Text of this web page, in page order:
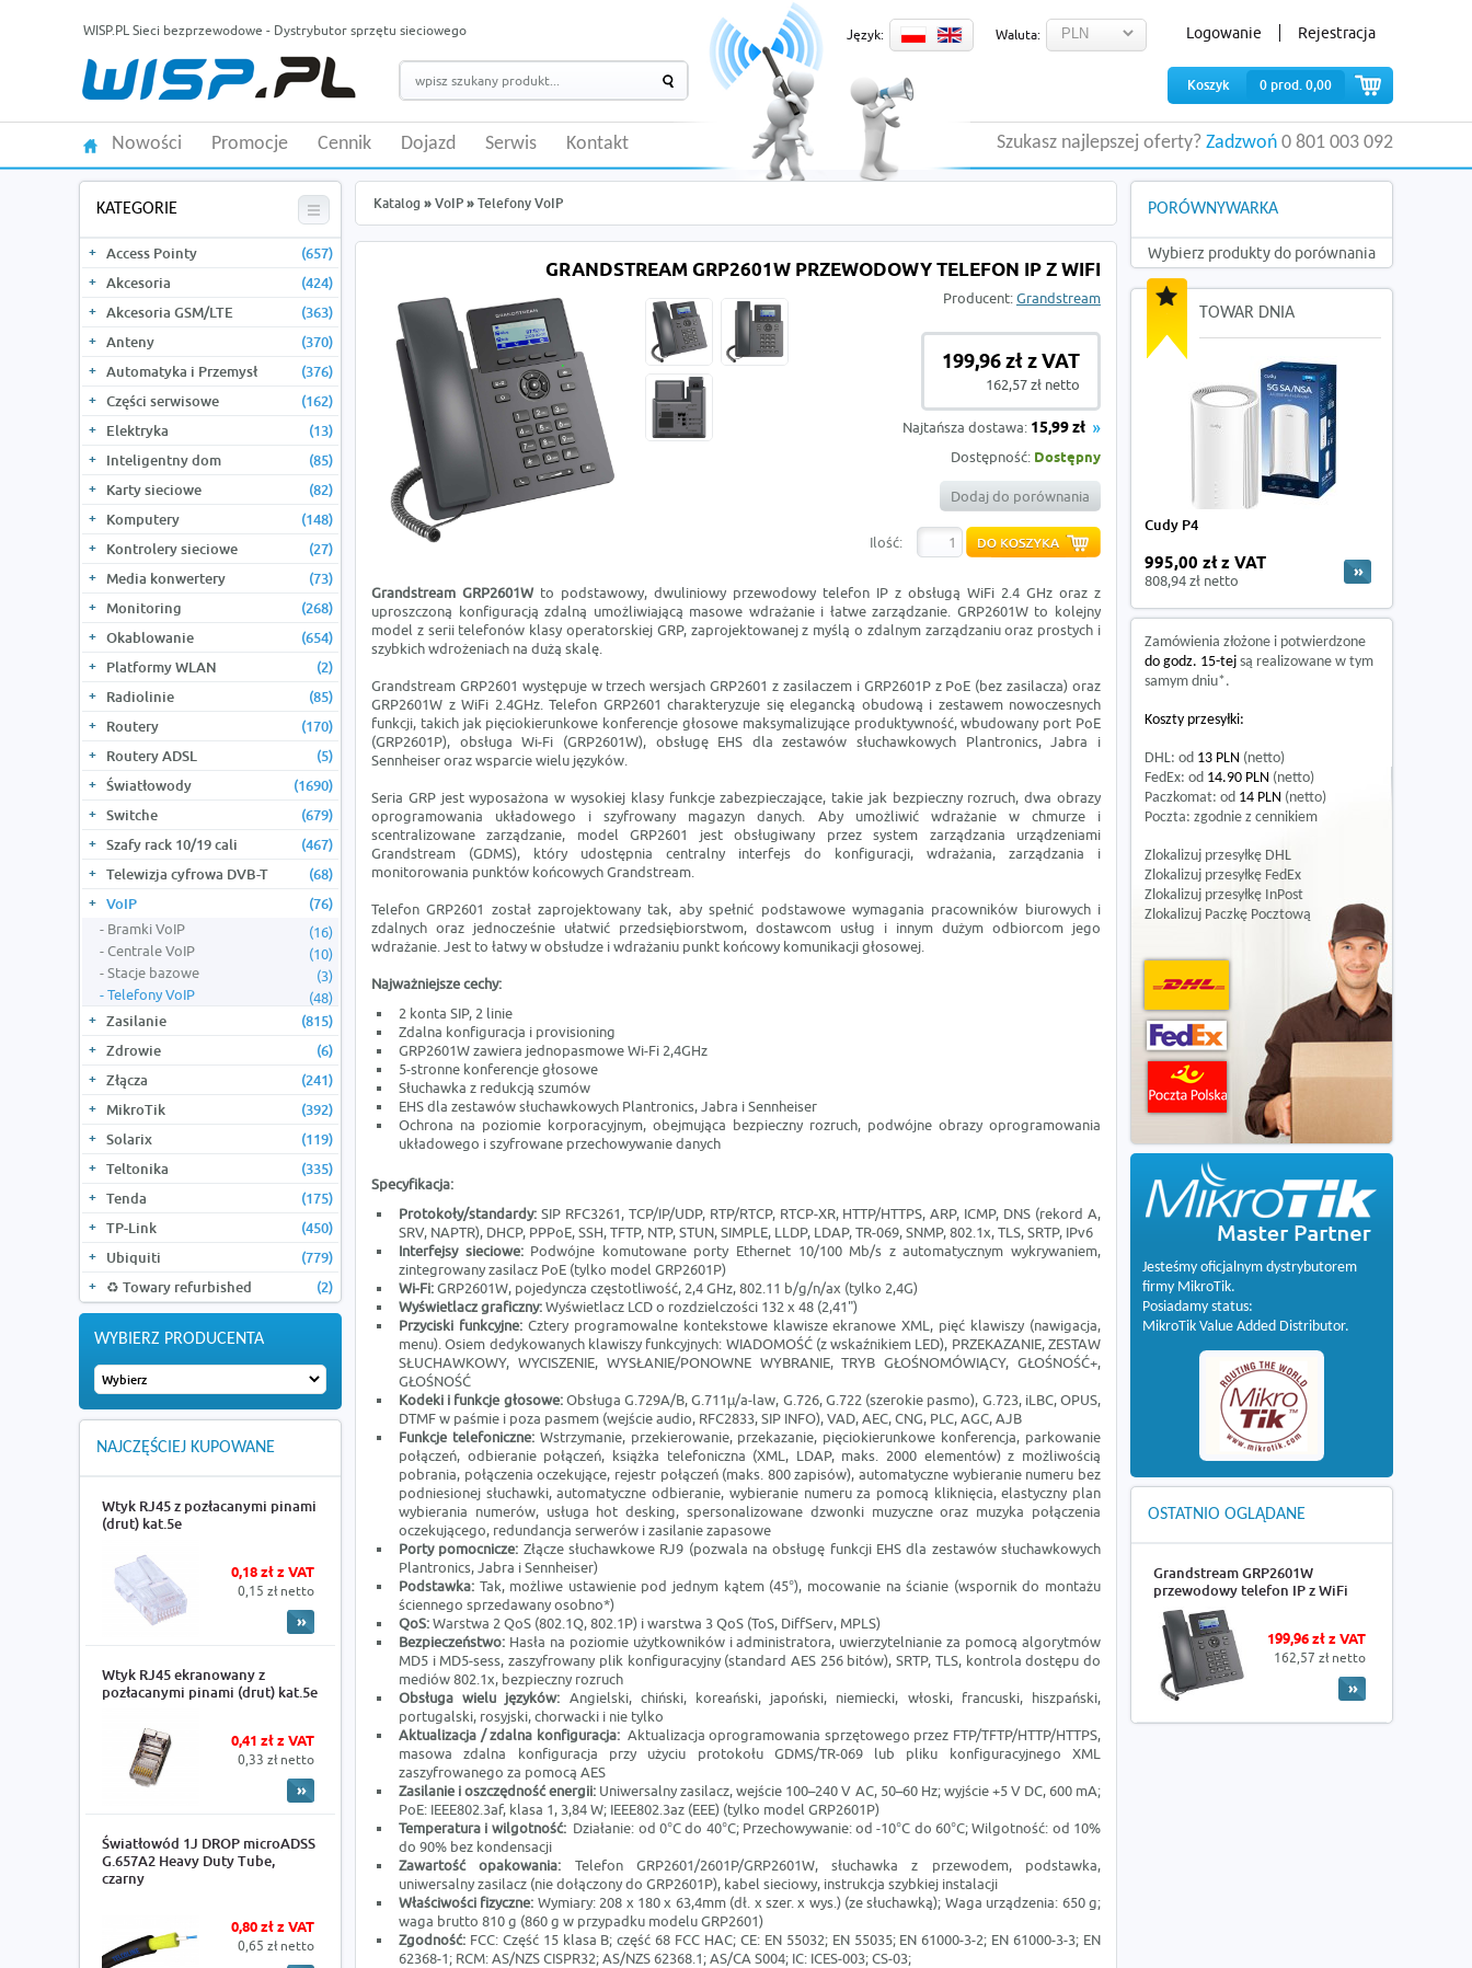
WISP.PL Sieci bezprzewodowe - Dystrybutor sprzętu sieciowego Język: Waluta: Logowanie Rejestracja
Koszyk 0 prod. 0,00
Szukasz najlepszej oferty? Zadzwoń 0 801 003 092
Nowości Promocje Cennik Dojazd Serwis Kontakt
KATEGORIE
Access Pointy
(657)
Akcesoria
(424)
Akcesoria GSM/LTE
(363)
Anteny
(370)
Automatyka i Przemysł
(376)
Części serwisowe
(162)
Elektryka
(13)
Inteligentny dom
(85)
Karty sieciowe
(82)
Komputery
(148)
Kontrolery sieciowe
(27)
Media konwertery
(73)
Monitoring
(268)
Okablowanie
(654)
Platformy WLAN
(2)
Radiolinie
(85)
Routery
(170)
Routery ADSL
(5)
Światłowody
(1690)
Switche
(679)
Szafy rack 10/19 cali
(467)
Telewizja cyfrowa DVB-T
(68)
VoIP
(76)
Bramki VoIP
(16)
Centrale VoIP
(10)
Stacje bazowe
(3)
Telefony VoIP
(48)
Zasilanie
(815)
Zdrowie
(6)
Złącza
(241)
MikroTik
(392)
Solarix
(119)
Teltonika
(335)
Tenda
(175)
TP-Link
(450)
Ubiquiti
(779)
♻️ Towary refurbished
(2)
WYBIERZ PRODUCENTA
NAJCZĘŚCIEJ KUPOWANE
Wtyk RJ45 z pozłacanymi pinami
(drut) kat.5e
0,18 zł z VAT
0,15 zł netto
Wtyk RJ45 ekranowany z
pozłacanymi pinami (drut) kat.5e
0,41 zł z VAT
0,33 zł netto
Światłowód 1J DROP microADSS
G.657A2 Heavy Duty Tube,
czarny
0,80 zł z VAT
0,65 zł netto
Katalog » VoIP » Telefony VoIP
GRANDSTREAM GRP2601W PRZEWODOWY TELEFON IP Z WIFI
Producent:Grandstream
199,96 zł z VAT
162,57 zł netto
Najtańsza dostawa: 15,99 zł
Dostępność: Dostępny
Dodaj do porównania
Ilość:
Grandstream GRP2601W to podstawowy, dwuliniowy przewodowy telefon IP z obsługą WiFi 2.4 GHz oraz z
uproszczoną konfiguracją zdalną umożliwiającą masowe wdrażanie i łatwe zarządzanie. GRP2601W to kolejny
model z serii telefonów klasy operatorskiej GRP, zaprojektowanej z myślą o zdalnym zarządzaniu oraz prostych i
szybkich wdrożeniach na dużą skalę.
Grandstream GRP2601 występuje w trzech wersjach GRP2601 z zasilaczem i GRP2601P z PoE (bez zasilacza) oraz
GRP2601W z WiFi 2.4GHz. Telefon GRP2601 charakteryzuje się elegancką obudową i zestawem nowoczesnych
funkcji, takich jak pięciokierunkowe konferencje głosowe maksymalizujące produktywność, wbudowany port PoE
(GRP2601P), obsługa Wi-Fi (GRP2601W), obsługę EHS dla zestawów słuchawkowych Plantronics, Jabra i
Sennheiser oraz wsparcie wielu języków.
Seria GRP jest wyposażona w wysokiej klasy funkcje zabezpieczające, takie jak bezpieczny rozruch, dwa obrazy
oprogramowania układowego i szyfrowany magazyn danych. Aby umożliwić wdrażanie w chmurze i
scentralizowane zarządzanie, model GRP2601 jest obsługiwany przez system zarządzania urządzeniami
Grandstream (GDMS), który udostępnia centralny interfejs do konfiguracji, wdrażania, zarządzania i
monitorowania punktów końcowych Grandstream.
Telefon GRP2601 został zaprojektowany tak, aby spełnić podstawowe wymagania pracowników biurowych i
zdalnych oraz jednocześnie ułatwić przedsiębiorstwom, dostawcom usług i innym dużym odbiorcom jego
wdrażanie. Jest to łatwy w obsłudze i wdrażaniu punkt końcowy komunikacji głosowej.
Najważniejsze cechy:
2 konta SIP, 2 linie
Zdalna konfiguracja i provisioning
GRP2601W zawiera jednopasmowe Wi-Fi 2,4GHz
5-stronne konferencje głosowe
Słuchawka z redukcją szumów
EHS dla zestawów słuchawkowych Plantronics, Jabra i Sennheiser
Ochrona na poziomie korporacyjnym, obejmująca bezpieczny rozruch, podwójne obrazy oprogramowania
układowego i szyfrowane przechowywanie danych
Specyfikacja:
Protokoły/standardy: SIP RFC3261, TCP/IP/UDP, RTP/RTCP, RTCP-XR, HTTP/HTTPS, ARP, ICMP, DNS (rekord A,
SRV, NAPTR), DHCP, PPPoE, SSH, TFTP, NTP, STUN, SIMPLE, LLDP, LDAP, TR-069, SNMP, 802.1x, TLS, SRTP, IPv6
Interfejsy sieciowe: Podwójne komutowane porty Ethernet 10/100 Mb/s z automatycznym wykrywaniem,
zintegrowany zasilacz PoE (tylko model GRP2601P)
Wi-Fi:GRP2601W, pojedyncza częstotliwość, 2,4 GHz, 802.11 b/g/n/ax (tylko 2,4G)
Wyświetlacz graficzny:Wyświetlacz LCD o rozdzielczości 132 x 48 (2,41")
Przyciski funkcyjne: Cztery programowalne kontekstowe klawisze ekranowe XML, pięć klawiszy (nawigacja,
menu). Osiem dedykowanych klawiszy funkcyjnych: WIADOMOŚĆ (z wskaźnikiem LED), PRZEKAZANIE, ZESTAW
SŁUCHAWKOWY, WYCISZENIE, WYSŁANIE/PONOWNE WYBRANIE, TRYB GŁOŚNOMÓWIĄCY, GŁOŚNOŚĆ+,
GŁOŚNOŚĆ
Kodeki i funkcje głosowe:Obsługa G.729A/B, G.711µ/a-law, G.726, G.722 (szerokie pasmo), G.723, iLBC, OPUS,
DTMF w paśmie i poza pasmem (wejście audio, RFC2833, SIP INFO), VAD, AEC, CNG, PLC, AGC, AJB
Funkcje telefoniczne: Wstrzymanie, przekierowanie, przekazanie, pięciokierunkowe konferencja, parkowanie
połączeń, odbieranie połączeń, książka telefoniczna (XML, LDAP, maks. 2000 elementów) z możliwością
pobrania, połączenia oczekujące, rejestr połączeń (maks. 800 zapisów), automatyczne wybieranie numeru bez
podniesionej słuchawki, automatyczne odbieranie, wybieranie numeru za pomocą kliknięcia, elastyczny plan
wybierania numerów, usługa hot desking, spersonalizowane dzwonki muzyczne oraz muzyka połączenia
oczekującego, redundancja serwerów i zasilanie zapasowe
Porty pomocnicze: Złącze słuchawkowe RJ9 (pozwala na obsługę funkcji EHS dla zestawów słuchawkowych
Plantronics, Jabra i Sennheiser)
Podstawka: Tak, możliwe ustawienie pod jednym kątem (45°), mocowanie na ścianie (wspornik do montażu
ściennego sprzedawany osobno*)
QoS:Warstwa 2 QoS (802.1Q, 802.1P) i warstwa 3 QoS (ToS, DiffServ, MPLS)
Bezpieczeństwo: Hasła na poziomie użytkowników i administratora, uwierzytelnianie za pomocą algorytmów
MD5 i MD5-sess, zaszyfrowany plik konfiguracyjny (standard AES 256 bitów), SRTP, TLS, kontrola dostępu do
mediów 802.1x, bezpieczny rozruch
Obsługa wielu języków: Angielski, chiński, koreański, japoński, niemiecki, włoski, francuski, hiszpański,
portugalski, rosyjski, chorwacki i nie tylko
Aktualizacja / zdalna konfiguracja: Aktualizacja oprogramowania sprzętowego przez FTP/TFTP/HTTP/HTTPS,
masowa zdalna konfiguracja przy użyciu protokołu GDMS/TR-069 lub pliku konfiguracyjnego XML
zaszyfrowanego za pomocą AES
Zasilanie i oszczędność energii: Uniwersalny zasilacz, wejście 100–240 V AC, 50–60 Hz; wyjście +5 V DC, 600 mA;
PoE: IEEE802.3af, klasa 1, 3,84 W; IEEE802.3az (EEE) (tylko model GRP2601P)
Temperatura i wilgotność: Działanie: od 0°C do 40°C; Przechowywanie: od -10°C do 60°C; Wilgotność: od 10%
do 90% bez kondensacji
Zawartość opakowania: Telefon GRP2601/2601P/GRP2601W, słuchawka z przewodem, podstawka,
uniwersalny zasilacz (nie dołączony do GRP2601P), kabel sieciowy, instrukcja szybkiej instalacji
Właściwości fizyczne: Wymiary: 208 x 180 x 63,4mm (dł. x szer. x wys.) (ze słuchawką); Waga urządzenia: 650 g;
waga brutto 810 g (860 g w przypadku modelu GRP2601)
Zgodność: FCC: Część 15 klasa B; część 68 FCC HAC; CE: EN 55032; EN 55035; EN 61000-3-2; EN 61000-3-3; EN
62368-1; RCM: AS/NZS CISPR32; AS/NZS 62368.1; AS/CA S004; IC: ICES-003; CS-03;
PORÓWNYWARKA
Wybierz produkty do porównania
TOWAR DNIA
Cudy P4
995,00 zł z VAT
808,94 zł netto
Zamówienia złożone i potwierdzone
do godz. 15-tej są realizowane w tym
samym dniu*.
Koszty przesyłki:
DHL: od 13 PLN (netto)
FedEx: od 14.90 PLN (netto)
Paczkomat: od 14 PLN (netto)
Poczta: zgodnie z cennikiem
Zlokalizuj przesyłkę DHL
Zlokalizuj przesyłkę FedEx
Zlokalizuj przesyłkę InPost
Zlokalizuj Paczkę Pocztową
Jesteśmy oficjalnym dystrybutorem
firmy MikroTik.
Posiadamy status:
MikroTik Value Added Distributor.
OSTATNIO OGLĄDANE
Grandstream GRP2601W
przewodowy telefon IP z WiFi
199,96 zł z VAT
162,57 zł netto